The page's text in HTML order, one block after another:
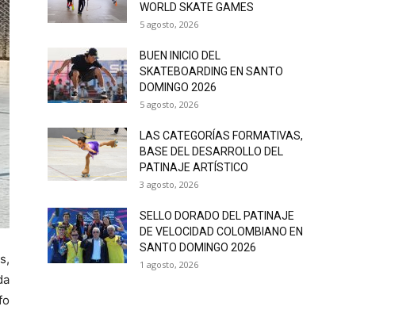
WORLD SKATE GAMES
5 agosto, 2026
BUEN INICIO DEL
SKATEBOARDING EN SANTO
DOMINGO 2026
5 agosto, 2026
LAS CATEGORÍAS FORMATIVAS,
BASE DEL DESARROLLO DEL
PATINAJE ARTÍSTICO
3 agosto, 2026
SELLO DORADO DEL PATINAJE
DE VELOCIDAD COLOMBIANO EN
SANTO DOMINGO 2026
1 agosto, 2026